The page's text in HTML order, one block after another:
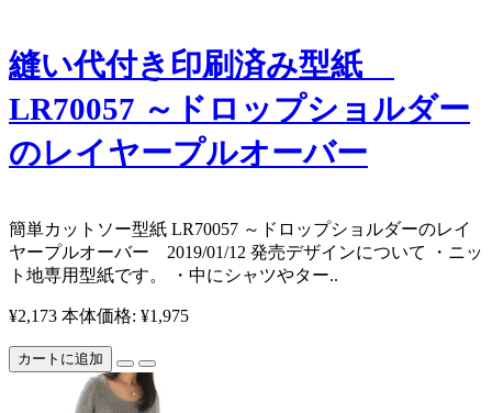
縫い代付き印刷済み型紙
LR70057 ～ドロップショルダー
のレイヤープルオーバー
​​​簡単カットソー型紙 LR70057 ～ドロップショルダーのレイ
ヤープルオーバー 2019/01/12 発売 ​​ デザインについて ・ニッ
ト地専用型紙です。 ・中にシャツやター..
¥2,173 本体価格: ¥1,975
カートに追加